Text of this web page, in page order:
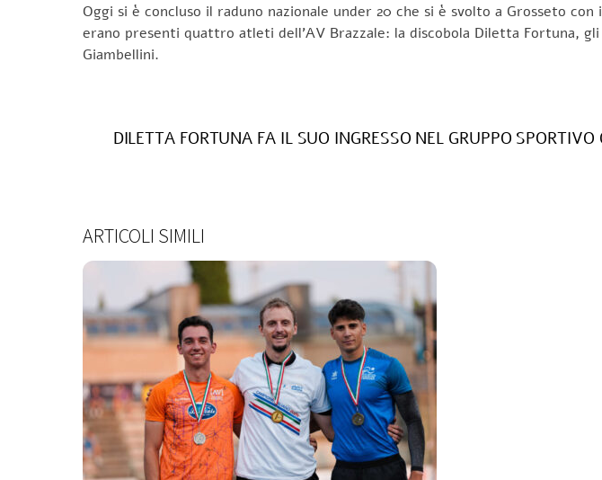
Oggi si è concluso il raduno nazionale under 20 che si è svolto a Grosseto
erano presenti quattro atleti dell’AV Brazzale: la discobola Diletta Fortuna,
Giambellini.
DILETTA FORTUNA FA IL SUO INGRESSO NEL GRUPPO SPORTIVO
ARTICOLI SIMILI